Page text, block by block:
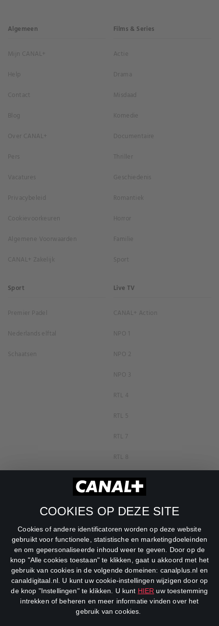
COOKIES OP DEZE SITE
Cookies of andere identificatoren worden op deze website
gebruikt voor functionele, statistische en marketingdoeleinden
en om gepersonaliseerde inhoud weer te geven. Door op de
knop "Alle cookies toestaan" te klikken, gaat u akkoord met het
gebruik van cookies in de volgende domeinen: canalplus.nl en
canaldigitaal.nl. U kunt uw cookie-instellingen wijzigen door op
de knop "Instellingen" te klikken. U kunt HIER uw toestemming
intrekken of beheren en meer informatie vinden over het
gebruik van cookies.
Algemeen
Mijn CANAL+
Help
Contact
Blog
Over CANAL+
Pers
Vacatures
Privacybeleid
Cookievoorkeuren
Algemene Voorwaarden
CANAL+ Zakelijk
Films & Series
Actie
Drama
Misdaad
Komedie
Documentaire
Thriller
Geschiedenis
Romantiek
Horror
Familie
Sport
Sport
Premier Padel
Nederlands elftal
Schaatsen
Live TV
CANAL+ Action
NPO 1
NPO 2
NPO 3
RTL 4
RTL 5
RTL 7
RTL 8
RTL Z
SBS6
Veronica
DreamWorks Channel